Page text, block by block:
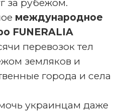
за рубежом.
международное
FUNERALIA
перевозок тел
земляков и
города и села
украинцам даже